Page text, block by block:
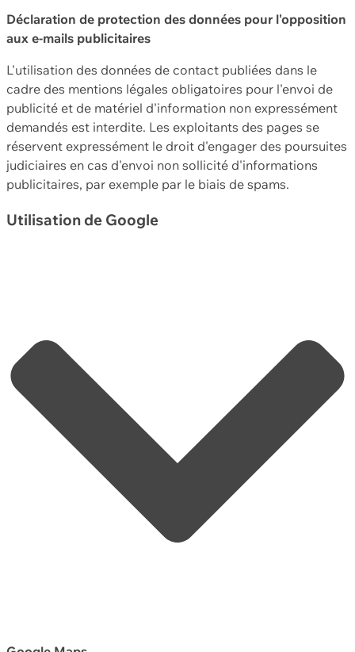
Déclaration de protection des données pour l'opposition
aux e-mails publicitaires
L'utilisation des données de contact publiées dans le
cadre des mentions légales obligatoires pour l'envoi de
publicité et de matériel d'information non expressément
demandés est interdite. Les exploitants des pages se
réservent expressément le droit d'engager des poursuites
judiciaires en cas d'envoi non sollicité d'informations
publicitaires, par exemple par le biais de spams.
Utilisation de Google